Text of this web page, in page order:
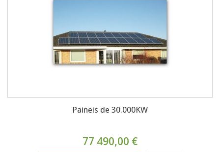
Paineis de 30.000KW
77 490,00 €